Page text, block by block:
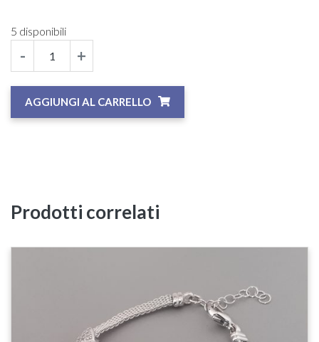
5 disponibili
- +
AGGIUNGI AL CARRELLO
Prodotti correlati